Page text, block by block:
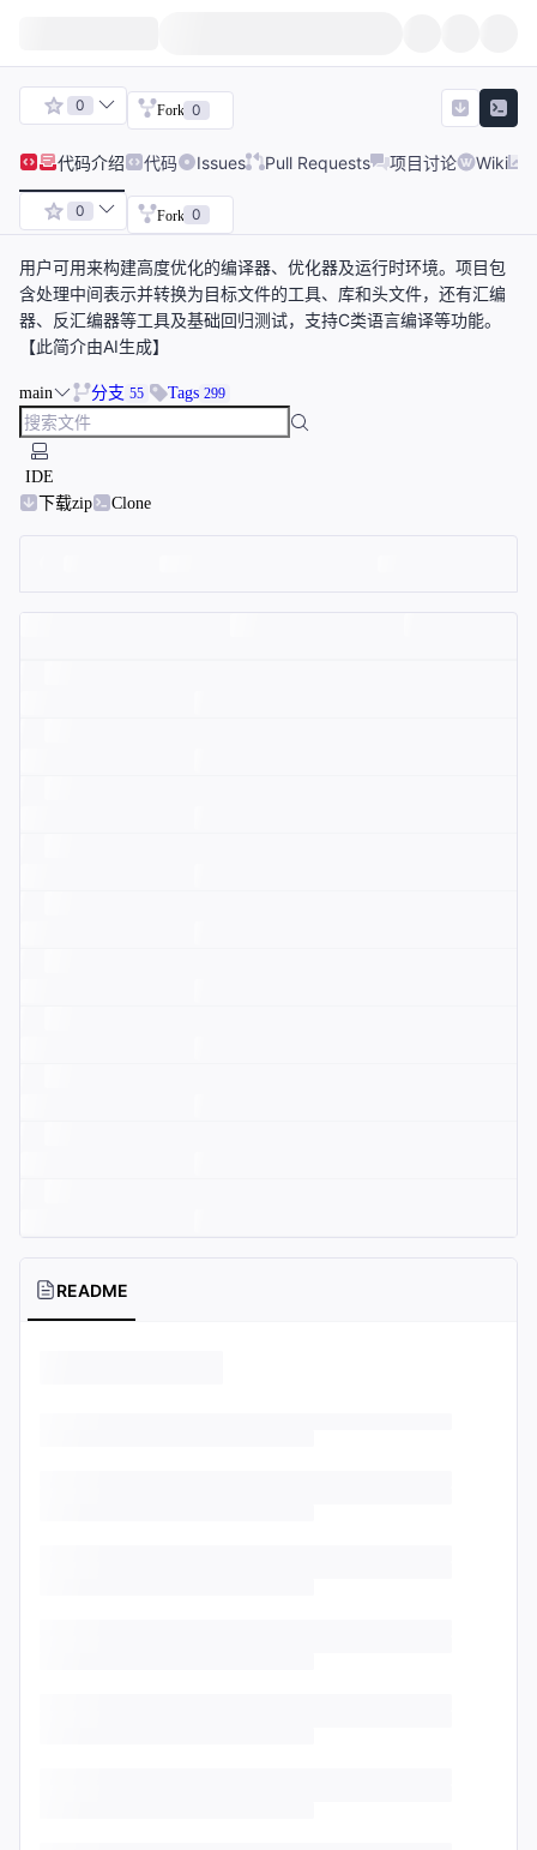
0 Fork 0
代码介绍 代码 Issues Pull Requests 项目讨论 Wiki
0 Fork 0
用户可用来构建高度优化的编译器、优化器及运行时环境。项目包
含处理中间表示并转换为目标文件的工具、库和头文件，还有汇编
器、反汇编器等工具及基础回归测试，支持C类语言编译等功能。
【此简介由AI生成】
main 分支 55 Tags 299
IDE
下载zip
Clone
README